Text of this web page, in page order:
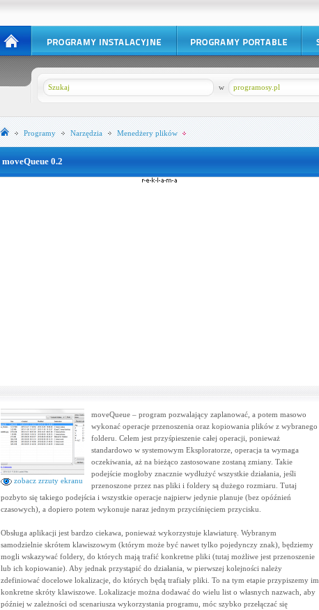
programosy.pl
w
Programy Narzędzia Menedżery plików
moveQueue 0.2
zobacz zrzuty ekranu
moveQueue – program pozwalający zaplanować, a potem masowo
wykonać operacje przenoszenia oraz kopiowania plików z wybranego
folderu. Celem jest przyśpieszenie całej operacji, ponieważ
standardowo w systemowym Eksploratorze, operacja ta wymaga
oczekiwania, aż na bieżąco zastosowane zostaną zmiany. Takie
podejście mogłoby znacznie wydłużyć wszystkie działania, jeśli
przenoszone przez nas pliki i foldery są dużego rozmiaru. Tutaj
pozbyto się takiego podejścia i wszystkie operacje najpierw jedynie planuje (bez opóźnień
czasowych), a dopiero potem wykonuje naraz jednym przyciśnięciem przycisku.
Obsługa aplikacji jest bardzo ciekawa, ponieważ wykorzystuje klawiaturę. Wybranym
samodzielnie skrótem klawiszowym (którym może być nawet tylko pojedynczy znak), będziemy
mogli wskazywać foldery, do których mają trafić konkretne pliki (tutaj możliwe jest przenoszenie
lub ich kopiowanie). Aby jednak przystąpić do działania, w pierwszej kolejności należy
zdefiniować docelowe lokalizacje, do których będą trafiały pliki. To na tym etapie przypiszemy im
konkretne skróty klawiszowe. Lokalizacje można dodawać do wielu list o własnych nazwach, aby
później w zależności od scenariusza wykorzystania programu, móc szybko przełączać się